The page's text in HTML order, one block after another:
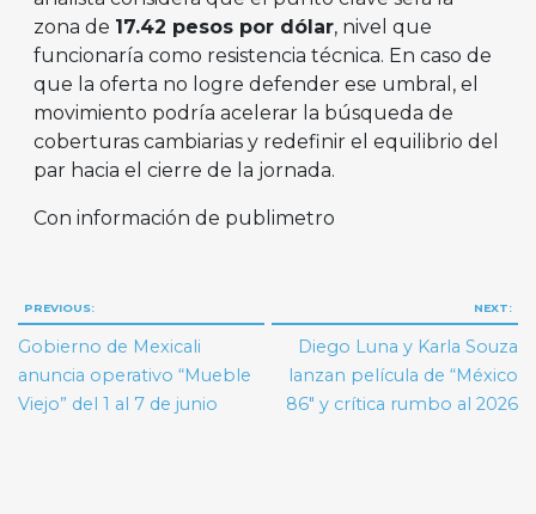
zona de 17.42 pesos por dólar, nivel que
funcionaría como resistencia técnica. En caso de
que la oferta no logre defender ese umbral, el
movimiento podría acelerar la búsqueda de
coberturas cambiarias y redefinir el equilibrio del
par hacia el cierre de la jornada.
Con información de publimetro
Navegación
de
entradas
PREVIOUS:
Gobierno de Mexicali
anuncia operativo “Mueble
Viejo” del 1 al 7 de junio
NEXT:
Diego Luna y Karla Souza
lanzan película de “México
86″ y crítica rumbo al 2026